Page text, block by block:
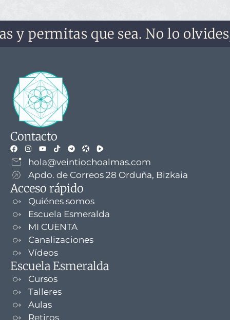
que sea. No lo olvides, no te
Contacto
hola@veintiochoalmas.com
Apdo. de Correos 28 Orduña, Bizkaia
Acceso rápido
Quiénes somos
Escuela Esmeralda
MI CUENTA
Canalizaciones
Vídeos
Escuela Esmeralda
Cursos
Talleres
Aulas
Retiros